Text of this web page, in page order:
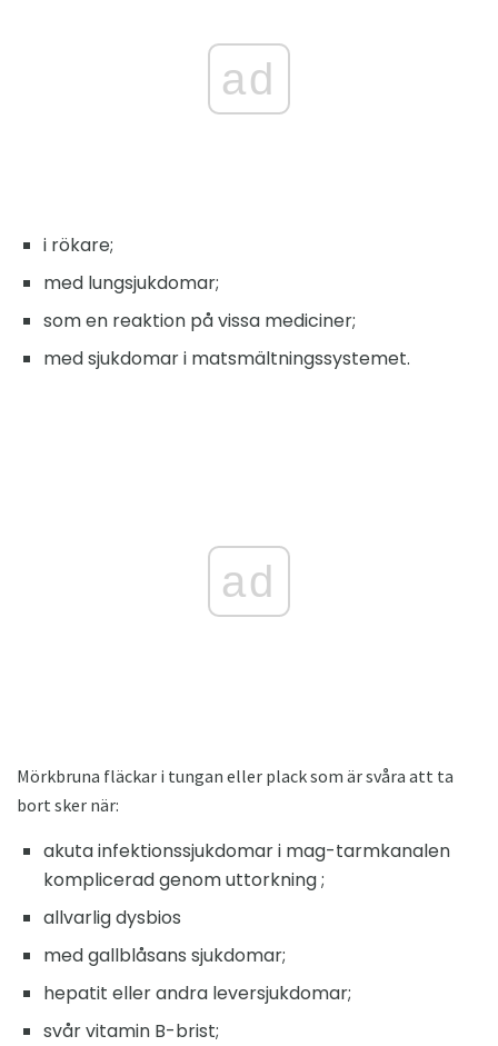
ad
i rökare;
med lungsjukdomar;
som en reaktion på vissa mediciner;
med sjukdomar i matsmältningssystemet.
ad
Mörkbruna fläckar i tungan eller plack som är svåra att ta
bort sker när:
akuta infektionssjukdomar i mag-tarmkanalen
komplicerad genom uttorkning ;
allvarlig dysbios
med gallblåsans sjukdomar;
hepatit eller andra leversjukdomar;
svår vitamin B-brist;